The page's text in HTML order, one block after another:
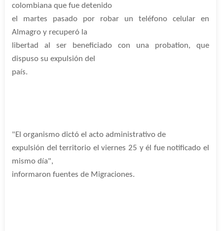
colombiana que fue detenido
el martes pasado por robar un teléfono celular en
Almagro y recuperó la
libertad al ser beneficiado con una probation, que
dispuso su expulsión del
país.
"El organismo dictó el acto administrativo de
expulsión del territorio el viernes 25 y él fue notificado el
mismo día",
informaron fuentes de Migraciones.